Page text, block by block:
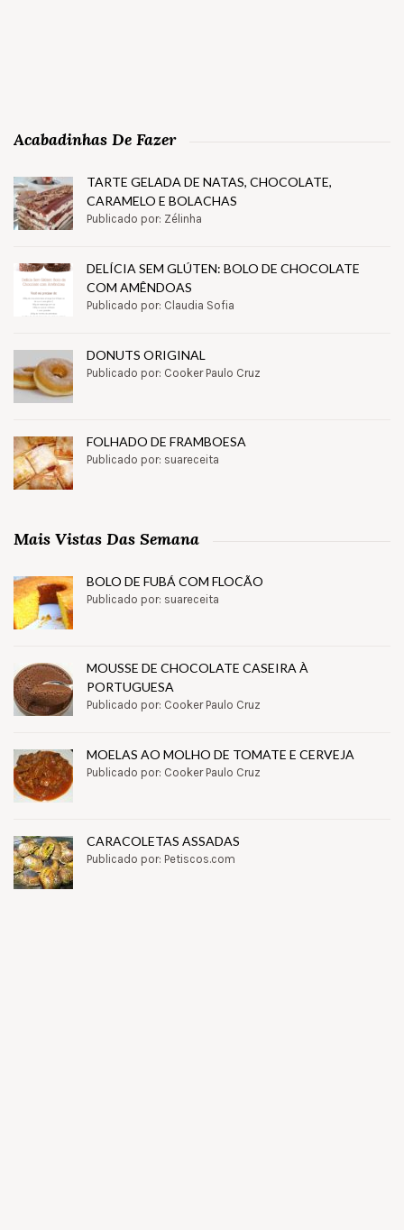
Acabadinhas De Fazer
TARTE GELADA DE NATAS, CHOCOLATE,
CARAMELO E BOLACHAS
Publicado por: Zélinha
DELÍCIA SEM GLÚTEN: BOLO DE CHOCOLATE
COM AMÊNDOAS
Publicado por: Claudia Sofia
DONUTS ORIGINAL
Publicado por: Cooker Paulo Cruz
FOLHADO DE FRAMBOESA
Publicado por: suareceita
Mais Vistas Das Semana
BOLO DE FUBÁ COM FLOCÃO
Publicado por: suareceita
MOUSSE DE CHOCOLATE CASEIRA À
PORTUGUESA
Publicado por: Cooker Paulo Cruz
MOELAS AO MOLHO DE TOMATE E CERVEJA
Publicado por: Cooker Paulo Cruz
CARACOLETAS ASSADAS
Publicado por: Petiscos.com